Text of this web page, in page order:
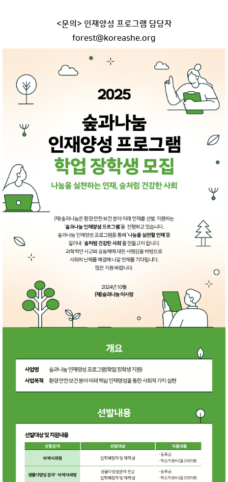
<문의> 인재양성 프로그램 담당자
forest@koreashe.org